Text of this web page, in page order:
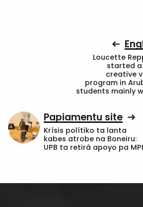
Loucette
started
creative
program in
students mainly
Papiamentu site
Krísis polítiko ta lanta
kabes atrobe na Boneiru:
UPB ta retirá apoyo pa